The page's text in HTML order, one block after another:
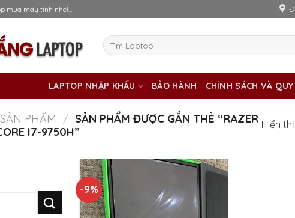
máy tính nhé!...
Tìm
kiếm:
LAPTOP NHẬP KHẨU BẢO HÀNH CHÍNH SÁCH VÀ
SẢN PHẨM / SẢN PHẨM ĐƯỢC GẮN THẺ “RAZER
I7-9750H”
Hiển
-9%